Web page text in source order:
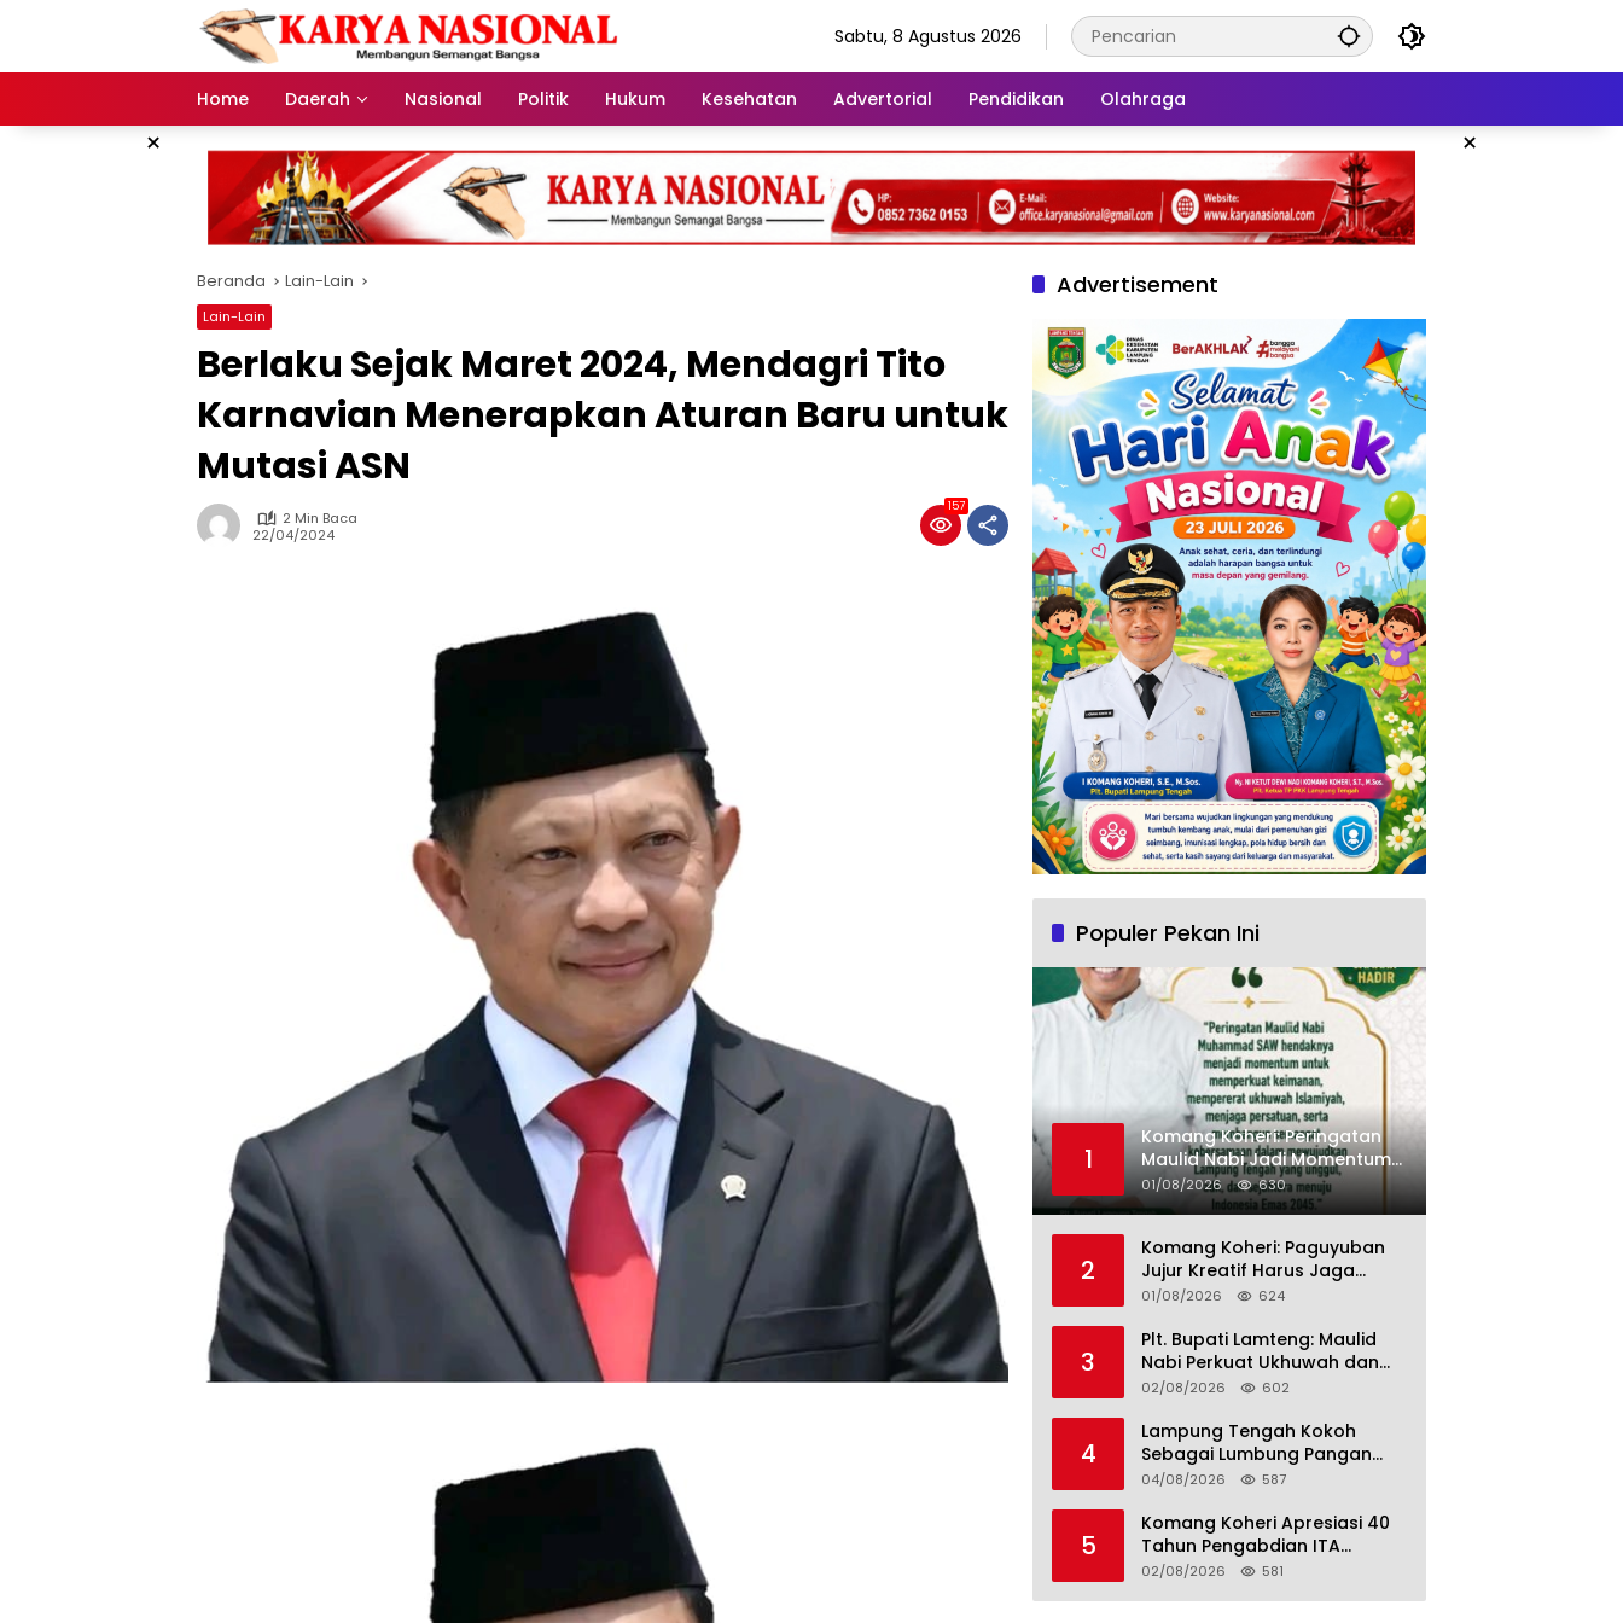
Sabtu, 8 Agustus 2026
Home Daerah Nasional Politik Hukum Kesehatan Advertorial Pendidikan Olahraga
× ×
Beranda Lain-Lain
Lain-Lain
Berlaku Sejak Maret 2024, Mendagri Tito
Karnavian Menerapkan Aturan Baru untuk
Mutasi ASN
2 Min Baca
22/04/2024
157
Advertisement
Populer Pekan Ini
1
Komang Koheri: Peringatan
Maulid Nabi Jadi Momentum
Perkuat Ukhuwah Umat di
Lampung Tengah
01/08/2026 630
2
Komang Koheri: Paguyuban
Jujur Kreatif Harus Jaga
Persatuan untuk Kemajuan
01/08/2026 624
3
Plt. Bupati Lamteng: Maulid
Nabi Perkuat Ukhuwah dan
Jaga Kerukunan Umat
02/08/2026 602
4
Lampung Tengah Kokoh
Sebagai Lumbung Pangan
dan Kekuatan Perkebunan
Kemandirian Pangan adalah
Fondasi Menuju Indonesia
Emas 2045
04/08/2026 587
5
Komang Koheri Apresiasi 40
Tahun Pengabdian ITA
Optical Group untuk
02/08/2026 581